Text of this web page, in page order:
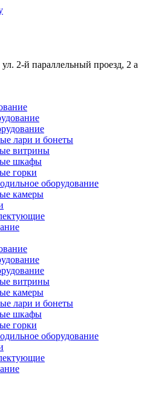
ул. 2-й параллельный проезд, 2 a
лари и бонеты
витрины
шкафы
горки
оборудование
камеры
витрины
камеры
лари и бонеты
шкафы
горки
оборудование